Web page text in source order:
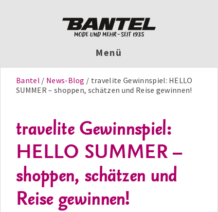
Menü
Bantel News-Blog
travelite Gewinnspiel: HELLO
SUMMER – shoppen, schätzen und Reise gewinnen!
travelite Gewinnspiel:
HELLO SUMMER –
shoppen, schätzen und
Reise gewinnen!